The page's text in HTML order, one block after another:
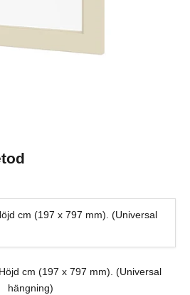
cm (197 x 797 mm). (Universal
cm (197 x 797 mm). (Universal
hängning)